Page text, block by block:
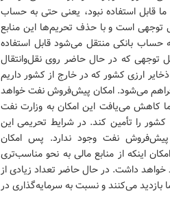
قابل استفاده نبود، یعنی حتی به حساب
توجهی است و با حذف تحریم‌ها این منابع
حساب بانکی منتقل می‌شود قابل استفاده
توجهی که در حال حاضر روی نقل‌وانتقال
ارزی کشور که در خارج از کشور داریم
فراهم می‌شود. امکان پیش‌فروش نفت خواهد
کاهش می‌یافت این امکان به وزارت نفت
را تأمین کند. در شرایط تحریمی این
پیش‌فروش نفت وجود ندارد. پس امکان
اینکه از منابع مالی به نحو مناسب‌تری
خواهد داشت. در حال حاضر تعداد زیادی از
بازدید می‌کنند و نسبت به سرمایه‌گذاری در